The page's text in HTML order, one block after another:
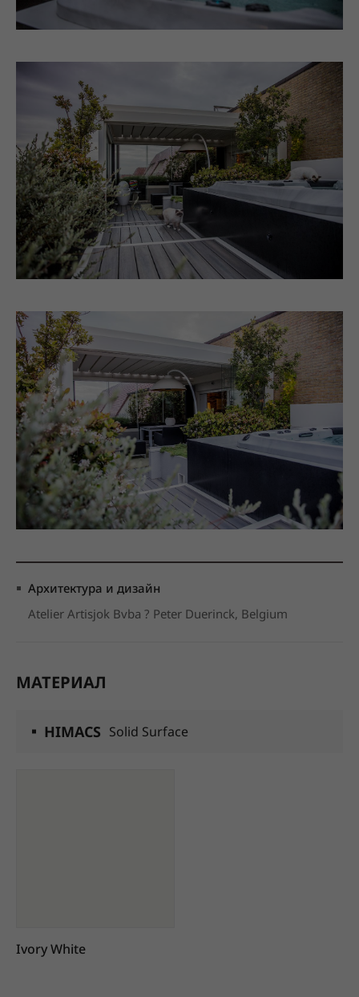
Архитектура и дизайн
Atelier Artisjok Bvba ? Peter Duerinck, Belgium
МАТЕРИАЛ
HIMACS Solid Surface
Ivory White